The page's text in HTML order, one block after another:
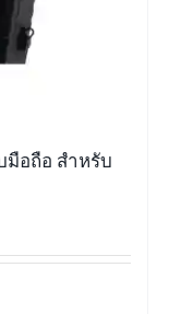
อถือ สำหรับ